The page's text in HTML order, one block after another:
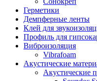
Герметики
Демпферные ленты
Клей для
Профиль для
Виброизоляция
Vibrafoam
Акустические
Акустические